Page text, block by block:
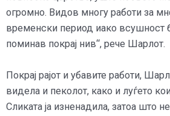
огромно. Видов многу работи за
временски период иако всушност
поминав покрај нив“, рече Шарлот.
Покрај рајот и убавите работи,
видела и пеколот, како и луѓето
Сликата ја изненадила, затоа што